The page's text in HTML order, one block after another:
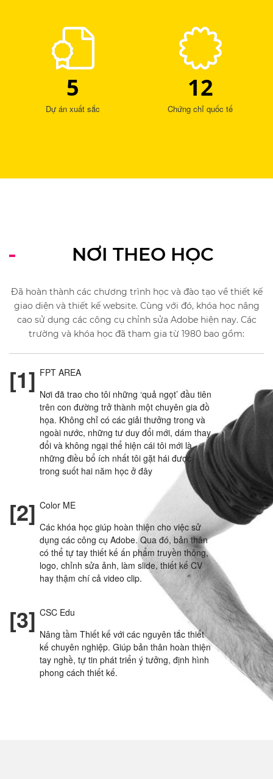
5
Dự án xuất sắc
12
Chứng chỉ quốc tế
NƠI THEO HỌC
Đã hoàn thành các chương trình học và đào tạo về thiết kế
giao diện và thiết kế website. Cùng với đó, khóa học nâng
cao sử dụng các công cụ chỉnh sửa Adobe hiện nay. Các
trường và khóa học đã tham gia từ 1980 bao gồm:
[1] FPT AREA
Nơi đã trao cho tôi những ‘quả ngọt’ đầu tiên
trên con đường trở thành một chuyên gia đồ
họa. Không chỉ có các giải thưởng trong và
ngoài nước, những tư duy đổi mới, dám thay
đổi và không ngại thể hiện cái tôi mới là
những điều bổ ích nhất tôi gặt hái được
trong suốt hai năm học ở đây
[2] Color ME
Các khóa học giúp hoàn thiện cho việc sử
dụng các công cụ Adobe. Qua đó, bản thân
có thể tự tay thiết kế ấn phẩm truyền thông,
logo, chỉnh sửa ảnh, làm slide, thiết kế CV
hay thậm chí cả video clip.
[3] CSC Edu
Nâng tầm Thiết kế với các nguyên tắc thiết
kế chuyên nghiệp. Giúp bản thân hoàn thiện
tay nghề, tự tin phát triển ý tưởng, định hình
phong cách thiết kế.